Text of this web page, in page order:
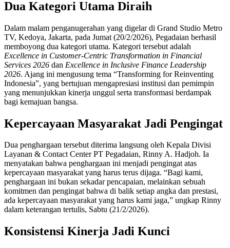
Dua Kategori Utama Diraih
Dalam malam penganugerahan yang digelar di Grand Studio Metro
TV, Kedoya, Jakarta, pada Jumat (20/2/2026), Pegadaian berhasil
memboyong dua kategori utama. Kategori tersebut adalah
Excellence in Customer-Centric Transformation in Financial
Services 2026 dan Excellence in Inclusive Finance Leadership
2026. Ajang ini mengusung tema “Transforming for Reinventing
Indonesia”, yang bertujuan mengapresiasi institusi dan pemimpin
yang menunjukkan kinerja unggul serta transformasi berdampak
bagi kemajuan bangsa.
Kepercayaan Masyarakat Jadi Pengingat
Dua penghargaan tersebut diterima langsung oleh Kepala Divisi
Layanan & Contact Center PT Pegadaian, Rinny A. Hadjoh. Ia
menyatakan bahwa penghargaan ini menjadi pengingat atas
kepercayaan masyarakat yang harus terus dijaga. “Bagi kami,
penghargaan ini bukan sekadar pencapaian, melainkan sebuah
komitmen dan pengingat bahwa di balik setiap angka dan prestasi,
ada kepercayaan masyarakat yang harus kami jaga,” ungkap Rinny
dalam keterangan tertulis, Sabtu (21/2/2026).
Konsistensi Kinerja Jadi Kunci